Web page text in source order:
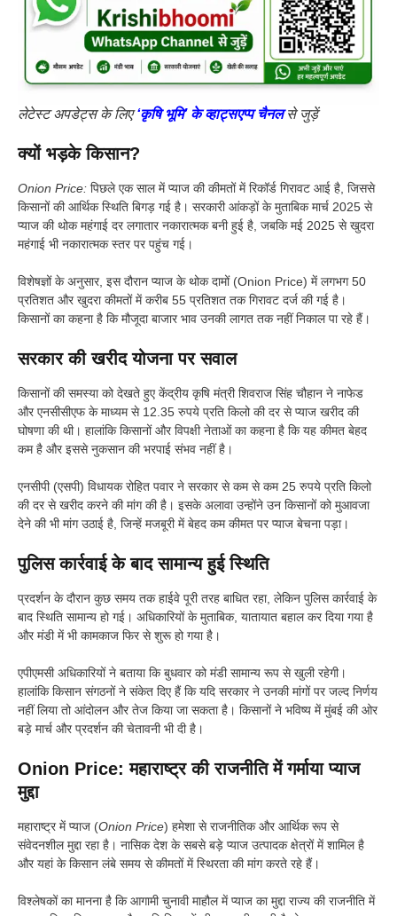
लेटेस्ट अपडेट्स के लिए‘कृषि भूमि’ के व्हाट्सएप्प चैनलसे जुड़ें
क्यों भड़के किसान?
Onion Price: पिछले एक साल में प्याज की कीमतों में रिकॉर्ड गिरावट आई है, जिससे
किसानों की आर्थिक स्थिति बिगड़ गई है। सरकारी आंकड़ों के मुताबिक मार्च 2025 से
प्याज की थोक महंगाई दर लगातार नकारात्मक बनी हुई है, जबकि मई 2025 से खुदरा
महंगाई भी नकारात्मक स्तर पर पहुंच गई।
विशेषज्ञों के अनुसार, इस दौरान प्याज के थोक दामों (Onion Price) में लगभग 50
प्रतिशत और खुदरा कीमतों में करीब 55 प्रतिशत तक गिरावट दर्ज की गई है।
किसानों का कहना है कि मौजूदा बाजार भाव उनकी लागत तक नहीं निकाल पा रहे हैं।
सरकार की खरीद योजना पर सवाल
किसानों की समस्या को देखते हुए केंद्रीय कृषि मंत्री शिवराज सिंह चौहान ने नाफेड
और एनसीसीएफ के माध्यम से 12.35 रुपये प्रति किलो की दर से प्याज खरीद की
घोषणा की थी। हालांकि किसानों और विपक्षी नेताओं का कहना है कि यह कीमत बेहद
कम है और इससे नुकसान की भरपाई संभव नहीं है।
एनसीपी (एसपी) विधायक रोहित पवार ने सरकार से कम से कम 25 रुपये प्रति किलो
की दर से खरीद करने की मांग की है। इसके अलावा उन्होंने उन किसानों को मुआवजा
देने की भी मांग उठाई है, जिन्हें मजबूरी में बेहद कम कीमत पर प्याज बेचना पड़ा।
पुलिस कार्रवाई के बाद सामान्य हुई स्थिति
प्रदर्शन के दौरान कुछ समय तक हाईवे पूरी तरह बाधित रहा, लेकिन पुलिस कार्रवाई के
बाद स्थिति सामान्य हो गई। अधिकारियों के मुताबिक, यातायात बहाल कर दिया गया है
और मंडी में भी कामकाज फिर से शुरू हो गया है।
एपीएमसी अधिकारियों ने बताया कि बुधवार को मंडी सामान्य रूप से खुली रहेगी।
हालांकि किसान संगठनों ने संकेत दिए हैं कि यदि सरकार ने उनकी मांगों पर जल्द निर्णय
नहीं लिया तो आंदोलन और तेज किया जा सकता है। किसानों ने भविष्य में मुंबई की ओर
बड़े मार्च और प्रदर्शन की चेतावनी भी दी है।
Onion Price: महाराष्ट्र की राजनीति में गर्माया प्याज
मुद्दा
महाराष्ट्र में प्याज (Onion Price) हमेशा से राजनीतिक और आर्थिक रूप से
संवेदनशील मुद्दा रहा है। नासिक देश के सबसे बड़े प्याज उत्पादक क्षेत्रों में शामिल है
और यहां के किसान लंबे समय से कीमतों में स्थिरता की मांग करते रहे हैं।
विश्लेषकों का मानना है कि आगामी चुनावी माहौल में प्याज का मुद्दा राज्य की राजनीति में